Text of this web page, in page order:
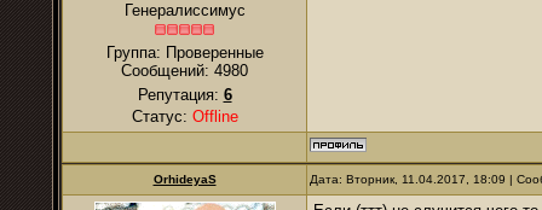
Генералиссимус
Группа: Проверенные
Сообщений: 4980
Репутация: 6
Статус: Offline
OrhideyaS Дата: Вторник, 11.04.2017, 18:09 |